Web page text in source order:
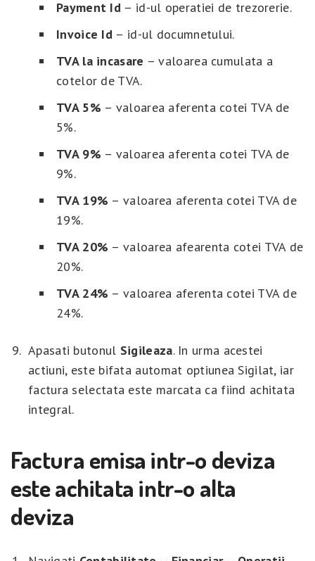
Payment Id – id-ul operatiei de trezorerie.
Invoice Id – id-ul documnetului.
TVA la incasare – valoarea cumulata a
cotelor de TVA.
TVA 5% – valoarea aferenta cotei TVA de
5%.
TVA 9% – valoarea aferenta cotei TVA de
9%.
TVA 19% – valoarea aferenta cotei TVA de
19%.
TVA 20% – valoarea afearenta cotei TVA de
20%.
TVA 24% – valoarea aferenta cotei TVA de
24%.
Apasati butonul Sigileaza. In urma acestei
actiuni, este bifata automat optiunea Sigilat, iar
factura selectata este marcata ca fiind achitata
integral.
Factura emisa intr-o deviza
este achitata intr-o alta
deviza